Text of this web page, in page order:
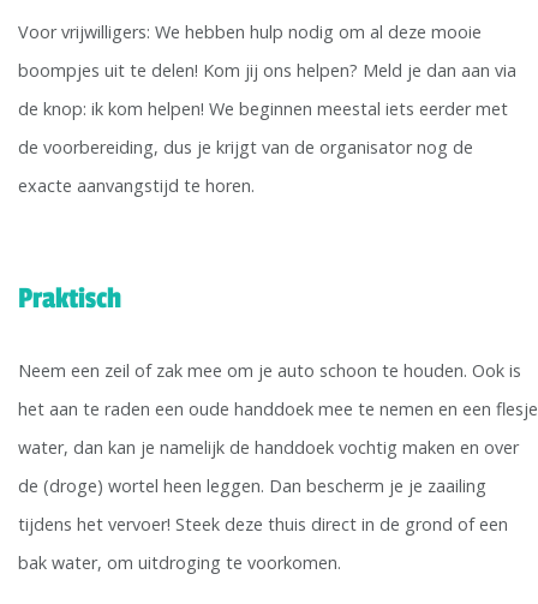
Voor vrijwilligers: We hebben hulp nodig om al deze mooie
boompjes uit te delen! Kom jij ons helpen? Meld je dan aan via
de knop: ik kom helpen! We beginnen meestal iets eerder met
de voorbereiding, dus je krijgt van de organisator nog de
exacte aanvangstijd te horen.
Praktisch
Neem een zeil of zak mee om je auto schoon te houden. Ook is
het aan te raden een oude handdoek mee te nemen en een flesje
water, dan kan je namelijk de handdoek vochtig maken en over
de (droge) wortel heen leggen. Dan bescherm je je zaailing
tijdens het vervoer! Steek deze thuis direct in de grond of een
bak water, om uitdroging te voorkomen.